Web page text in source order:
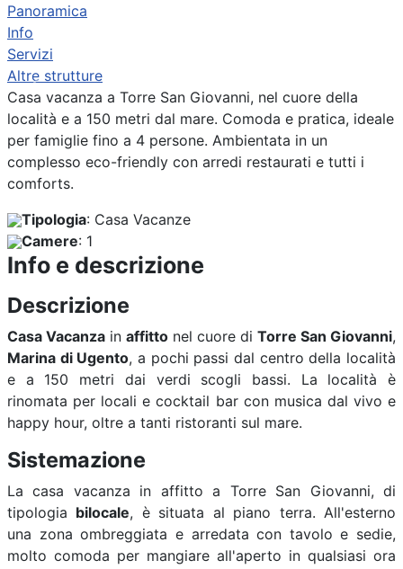
Panoramica
Info
Servizi
Altre strutture
Previous
Casa vacanza a Torre San Giovanni, nel cuore della
località e a 150 metri dal mare. Comoda e pratica, ideale
per famiglie fino a 4 persone. Ambientata in un
complesso eco-friendly con arredi restaurati e tutti i
comforts.
Tipologia: Casa Vacanze
Camere: 1
Info e descrizione
Descrizione
Casa Vacanza in affitto nel cuore di Torre San Giovanni,
Marina di Ugento, a pochi passi dal centro della località
e a 150 metri dai verdi scogli bassi. La località è
rinomata per locali e cocktail bar con musica dal vivo e
happy hour, oltre a tanti ristoranti sul mare.
Sistemazione
La casa vacanza in affitto a Torre San Giovanni, di
tipologia bilocale, è situata al piano terra. All'esterno
una zona ombreggiata e arredata con tavolo e sedie,
molto comoda per mangiare all'aperto in qualsiasi ora